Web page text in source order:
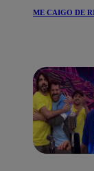
ME CAIGO DE